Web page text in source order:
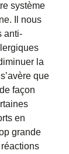
système
Il nous
anti-
la
que
façon
en
grande